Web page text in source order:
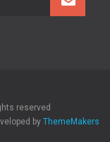
reserved
by ThemeMakers